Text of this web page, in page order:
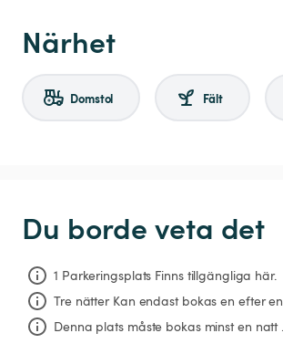
Närhet
Domstol Fält
Du borde veta det
1 Parkeringsplats Finns tillgängliga här.
Tre nätter Kan endast bokas en efter en.
Denna plats måste bokas minst en natt .